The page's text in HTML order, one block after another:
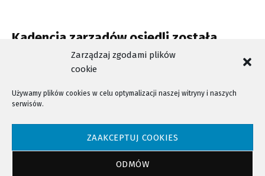
Zarządzaj zgodami plików
cookie
Używamy plików cookies w celu optymalizacji naszej witryny i naszych
serwisów.
ZAAKCEPTUJ COOKIES
ODMÓW
Kadencja zarządów osiedli została
przedłużona do maja
NTV - Nasza Telewizja Sądecka © 2023 Wszystkie prawa zastrzeżone!